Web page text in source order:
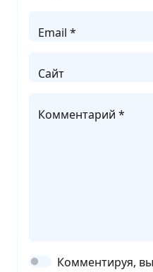
Email *
Сайт
Комментарий *
Комментируя,